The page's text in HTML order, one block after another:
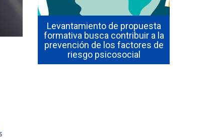
Levantamiento de propuesta
formativa busca contribuir a la
prevención de los factores de
riesgo psicosocial